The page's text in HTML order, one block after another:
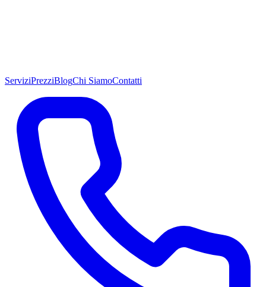
ServiziPrezziBlogChi SiamoContatti